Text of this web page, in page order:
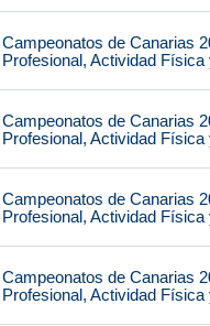
Campeonatos de Canarias
Profesional, Actividad
Campeonatos de Canarias
Profesional, Actividad
Campeonatos de Canarias
Profesional, Actividad
Campeonatos de Canarias
Profesional, Actividad